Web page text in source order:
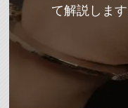
て解説します